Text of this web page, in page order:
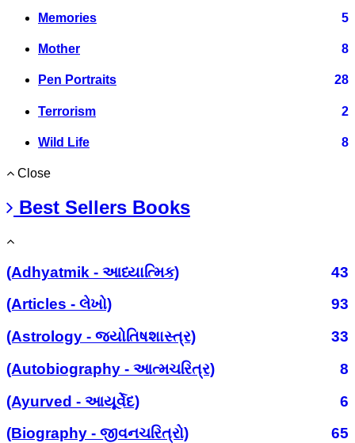
Memories 5
Mother 8
Pen Portraits 28
Terrorism 2
Wild Life 8
Close
Best Sellers Books
(Adhyatmik - આધ્યાત્મિક)
43
(Articles - લેખો)
93
(Astrology - જ્યોતિષશાસ્ત્ર)
33
(Autobiography - આત્મચરિત્ર)
8
(Ayurved - આયૂર્વેદ)
6
(Biography - જીવનચરિત્રો)
65